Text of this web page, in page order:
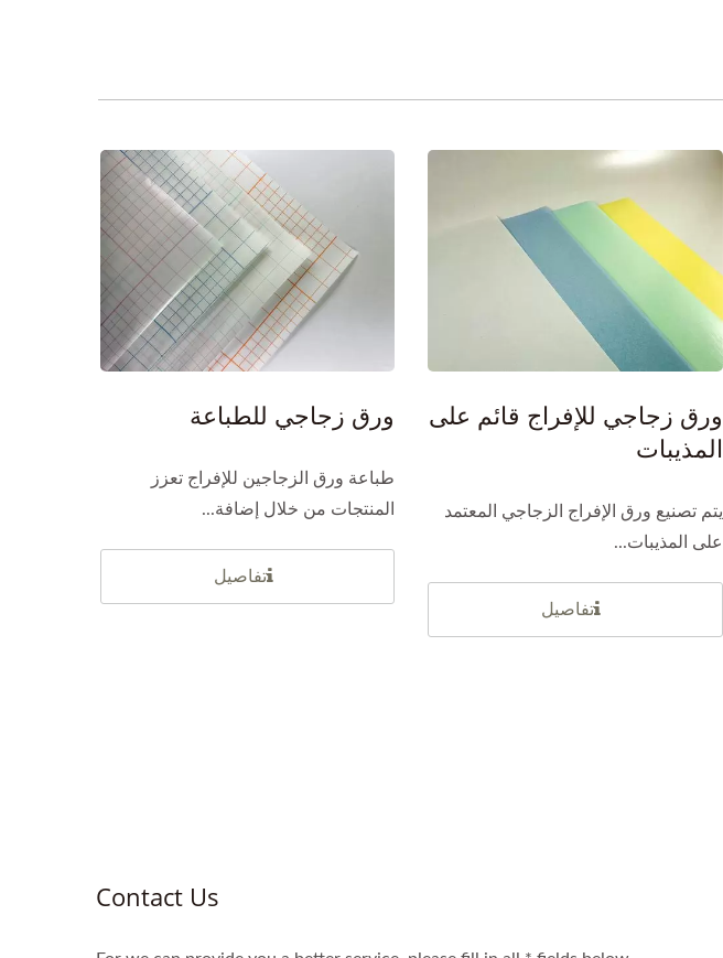
ورق زجاجي للإفراج قائم على
المذيبات
يتم تصنيع ورق الإفراج الزجاجي المعتمد
على المذيبات...
تفاصيل
ورق زجاجي للطباعة
طباعة ورق الزجاجين للإفراج تعزز
المنتجات من خلال إضافة...
تفاصيل